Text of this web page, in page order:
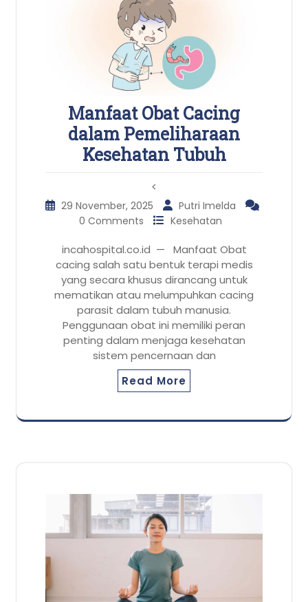
Manfaat Obat Cacing
dalam Pemeliharaan
Kesehatan Tubuh
<
29 November, 2025
Putri Imelda
0 Comments
Kesehatan
incahospital.co.id — Manfaat Obat
cacing salah satu bentuk terapi medis
yang secara khusus dirancang untuk
mematikan atau melumpuhkan cacing
parasit dalam tubuh manusia.
Penggunaan obat ini memiliki peran
penting dalam menjaga kesehatan
sistem pencernaan dan
Read More